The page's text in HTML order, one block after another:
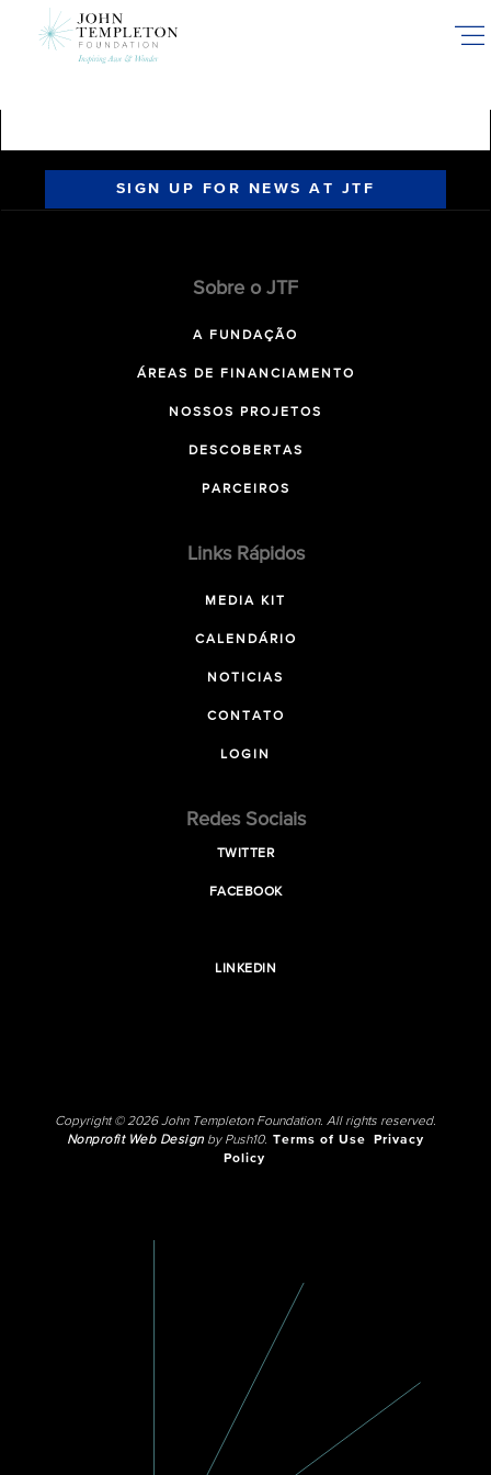
SIGN UP FOR NEWS AT JTF
Sobre o JTF
A FUNDAÇÃO
ÁREAS DE FINANCIAMENTO
NOSSOS PROJETOS
DESCOBERTAS
PARCEIROS
Links Rápidos
MEDIA KIT
CALENDÁRIO
NOTICIAS
CONTATO
LOGIN
Redes Sociais
TWITTER
FACEBOOK
LINKEDIN
Copyright © 2026 John Templeton Foundation. All rights reserved.
Nonprofit Web Designby Push10. Terms of Use
Privacy
Policy